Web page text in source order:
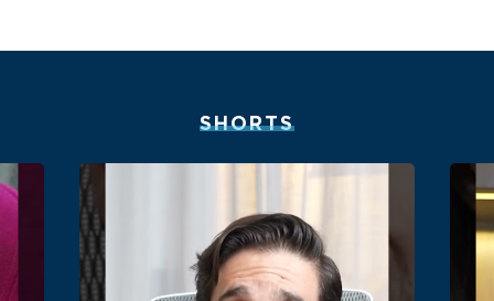
SHORTS